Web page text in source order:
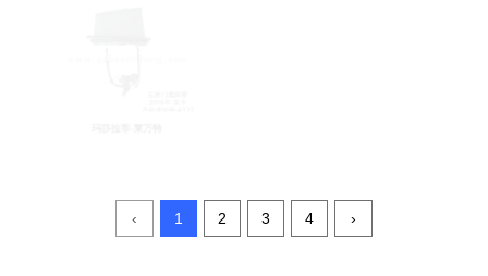
‹ 1 2 3 4 ›